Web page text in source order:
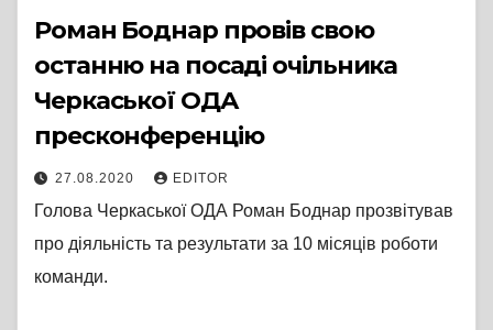
Роман Боднар провів свою
останню на посаді очільника
Черкаської ОДА
пресконференцію
27.08.2020 EDITOR
Голова Черкаської ОДА Роман Боднар прозвітував
про діяльність та результати за 10 місяців роботи
команди.